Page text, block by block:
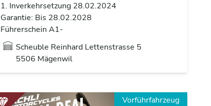
1. Inverkehrsetzung 28.02.2024
Garantie: Bis 28.02.2028
Führerschein A1-
Scheuble Reinhard Lettenstrasse 5
5506 Mägenwil
Vorführfahrzeug